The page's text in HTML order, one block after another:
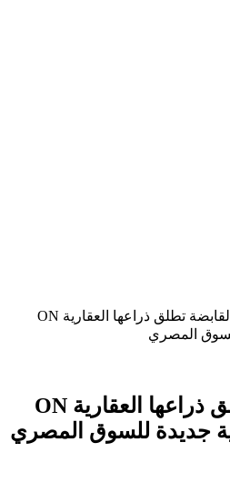
أرجينزا القابضة تطلق ذراعها العقارية ON
أرجينزا القابضة تطلق ذراعها العقارية ON